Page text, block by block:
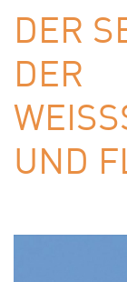
DER
DER
ND